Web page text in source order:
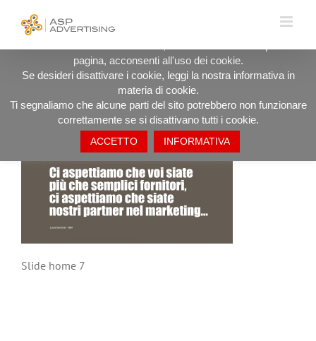
contenuto
Slide home 7
Slide home 7
UTILIZZIAMO I COOKIE PER OFFRIRTI LA MIGLIORE
ESPERIENZA DI NAVIGAZIONE POSSIBILE.
pagina, acconsenti all'uso dei cookie.
Se desideri disattivare i cookie, leggi la nostra informativa in
materia di cookie.
Ti segnaliamo che alcune parti del sito potrebbero non funzionare
correttamente se si disattivano tutti i cookie.
ACCETTO INFORMATIVA